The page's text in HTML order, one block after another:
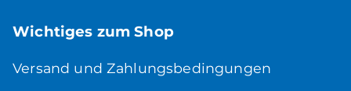
Wichtiges zum Shop
Versand und Zahlungsbedingungen